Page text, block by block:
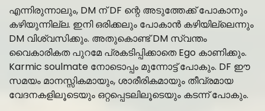
എന്നിരുന്നാലും, DM ന് DF ന്റെ അടുത്തേക്ക് പോകാനും
കഴിയുന്നില്ല. ഇനി ഒരിക്കലും പോകാൻ കഴിയില്ലെന്നും
DM വിശ്വസിക്കും. അതുകൊണ്ട് DM സ്വന്തം
വൈകാരികത പുറമേ പ്രകടിപ്പിക്കാതെ Ego കാണിക്കും.
Karmic soulmate നോടൊപ്പം മുന്നോട്ട് പോകും. DF ഈ
സമയം മാനസ്സികമായും, ശാരീരികമായും തീവ്രമായ
വേദനകളിലൂടെയും ഒറ്റപ്പെടലിലൂടെയും കടന്ന് പോകും.